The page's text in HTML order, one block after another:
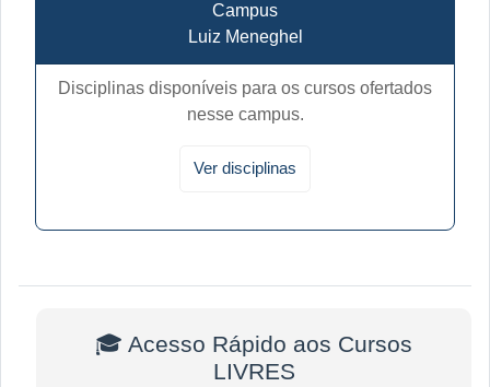
Campus
Luiz Meneghel
Disciplinas disponíveis para os cursos ofertados
nesse campus.
Ver disciplinas
🎓 Acesso Rápido aos Cursos
LIVRES